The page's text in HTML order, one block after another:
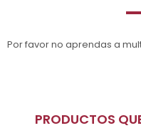
Por favor no aprendas a
PRODUCTOS